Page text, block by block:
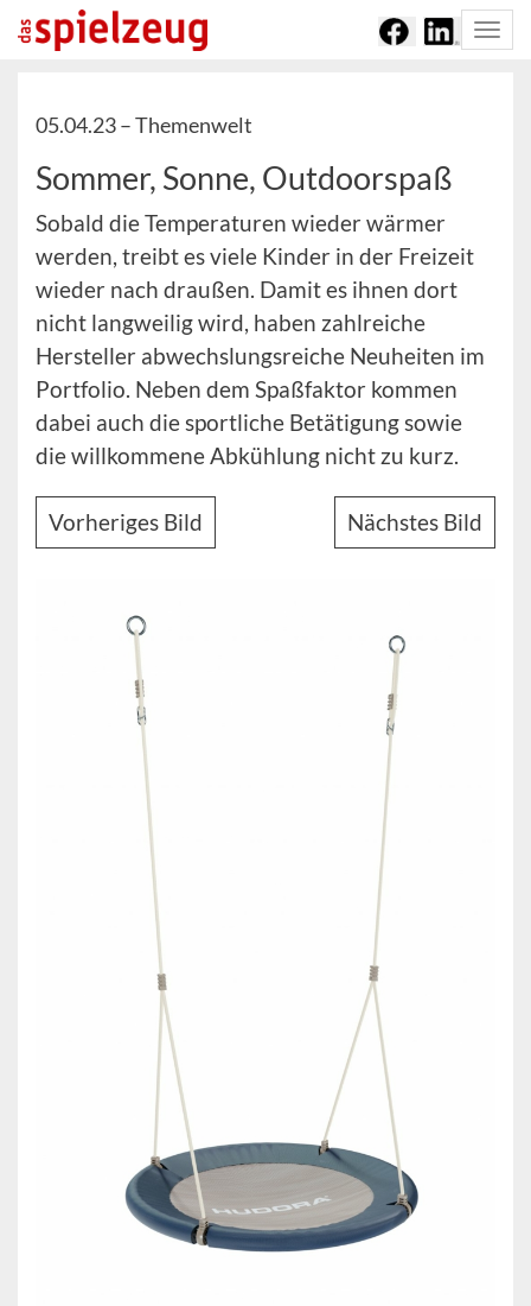
05.04.23 –Themenwelt
Sommer, Sonne, Outdoorspaß
Sobald die Temperaturen wieder wärmer
werden, treibt es viele Kinder in der Freizeit
wieder nach draußen. Damit es ihnen dort
nicht langweilig wird, haben zahlreiche
Hersteller abwechslungsreiche Neuheiten im
Portfolio. Neben dem Spaßfaktor kommen
dabei auch die sportliche Betätigung sowie
die willkommene Abkühlung nicht zu kurz.
Vorheriges Bild Nächstes Bild